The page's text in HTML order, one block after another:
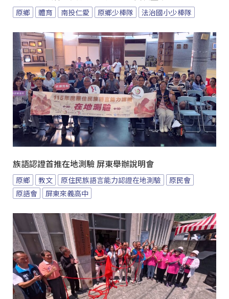
原鄉 體育 南投仁愛 原鄉少棒隊 法治國小少棒隊
族語認證首推在地測驗 屏東舉辦說明會
原鄉 教文 原住民族語言能力認證在地測驗
原民會
原語會
屏東來義高中